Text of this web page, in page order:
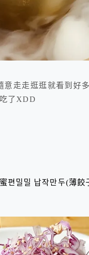
意走走逛逛就看到好
了XDD
편밀밀 납작만두(薄